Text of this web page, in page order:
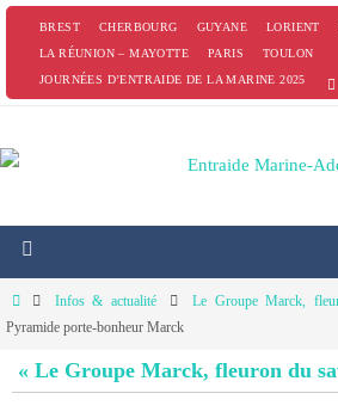
PasserBREST CHERBOURG GUYANE LORIENT
LA RÉUNION – MAYOTTE
PARIS
TOULON
JOURNÉES D’ENTRAIDE DE LA MARINE 2025
HomeInfos & actualité
Le Groupe Marck,
Pyramide porte-bonheur Marck
« Le Groupe Marck, fleuron du